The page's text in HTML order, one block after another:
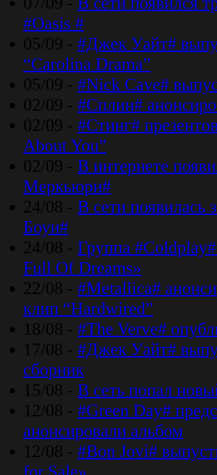
#Oasis #
05/09 - #Джек Уайт#
“Carolina Drama”
05/09 - #Nick Cave#
02/09 - #Сплин#
02/09 - #Стинг#
About You”
02/09 - В интернете
Меркьюри#
24/08 - В сети появилась
Боуи#
24/08 - Группа
Full Of Dreams»
22/08 - #Metallica#
клип “Hardwired”
18/08 - #The Verve#
17/08 - #Джек Уайт#
сборник
15/08 - В сеть попал
12/08 - #Green Day#
анонсировали альбом
12/08 - #Bon Jovi#